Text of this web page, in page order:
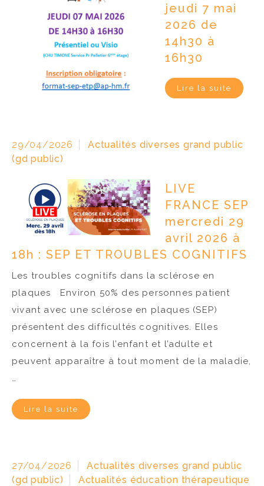
jeudi 7 mai
2026 de
14h30 à
16h30
Lire la suite
29/04/2026
Actualités diverses grand public
(gd public)
LIVE
FRANCE SEP
mercredi 29
avril 2026 à
18h : SEP ET TROUBLES COGNITIFS
Les troubles cognitifs dans la sclérose en
plaques Environ 50% des personnes patient
vivant avec une sclérose en plaques (SEP)
présentent des difficultés cognitives. Elles
concernent à la fois l’enfant et l’adulte et
peuvent apparaître à tout moment de la maladie,
…
Lire la suite
27/04/2026
Actualités diverses grand public
(gd public)
Actualités éducation thérapeutique